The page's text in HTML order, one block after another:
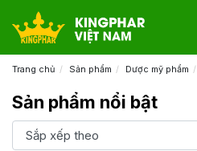
Trang chủ Sản phẩm Dược mỹ phẩm
Sản phẩm nổi bật